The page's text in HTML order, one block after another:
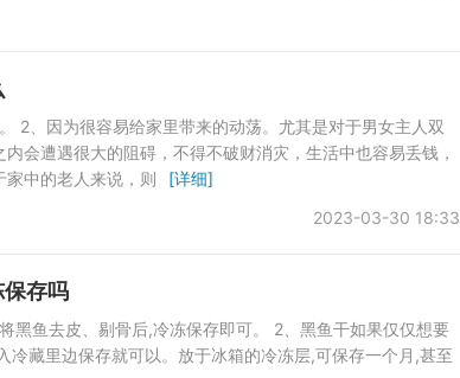
2、因为很容易给家里带来的动荡。尤其是对于男女主人双
会遭遇很大的阻碍，不得不破财消灾，生活中也容易丢钱，
中的老人来说，则
[详细]
2023-03-30 18:33
存吗
黑鱼去皮、剔骨后,冷冻保存即可。 2、黑鱼干如果仅仅想要
冷藏里边保存就可以。放于冰箱的冷冻层,可保存一个月,甚至